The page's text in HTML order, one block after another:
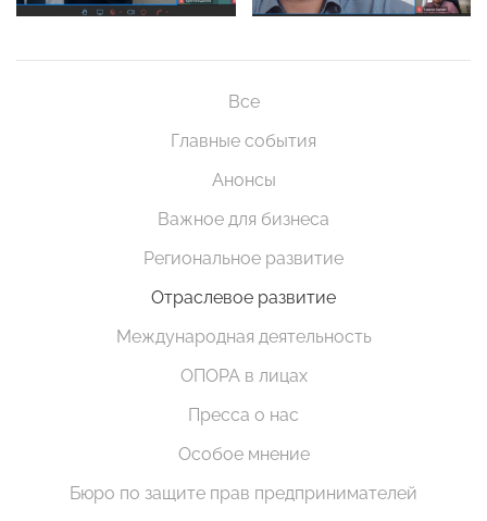
Все
Главные события
Анонсы
Важное для бизнеса
Региональное развитие
Отраслевое развитие
Международная деятельность
ОПОРА в лицах
Пресса о нас
Особое мнение
Бюро по защите прав предпринимателей